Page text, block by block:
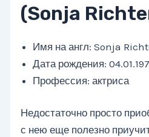
(Sonja
Имя на англ: Sonja
Дата рождения:
Профессия: актриса
Недостаточно просто
с нею еще полезно